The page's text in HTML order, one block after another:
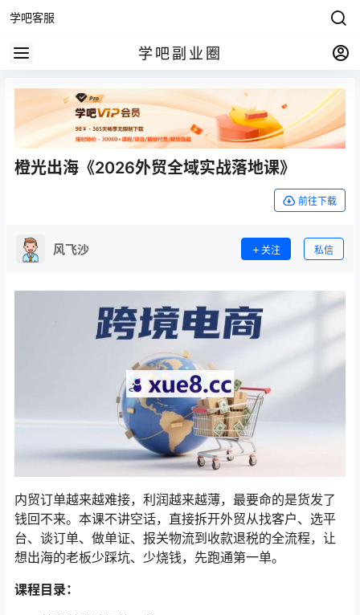
学吧客服
学吧副业圈
橙光出海《2026外贸全域实战落地课》
前往下载
风飞沙 关注 私信
内贸订单越来越难接，利润越来越薄，最要命的是货发了
钱回不来。本课不讲空话，直接拆开外贸从找客户、选平
台、谈订单、做单证、报关物流到收款退税的全流程，让
想出海的老板少踩坑、少烧钱，先跑通第一单。
课程目录：